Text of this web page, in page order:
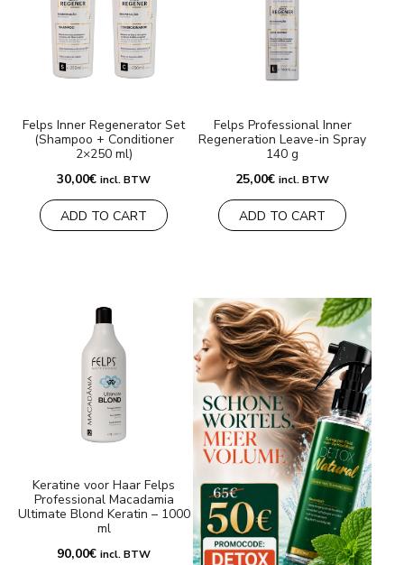
Felps Inner Regenerator Set
(Shampoo + Conditioner
2×250 ml)
30,00€ incl. BTW
ADD TO CART
Felps Professional Inner
Regeneration Leave-in Spray
140 g
25,00€ incl. BTW
ADD TO CART
Keratine voor Haar Felps
Professional Macadamia
Ultimate Blond Keratin – 1000
ml
90,00€ incl. BTW